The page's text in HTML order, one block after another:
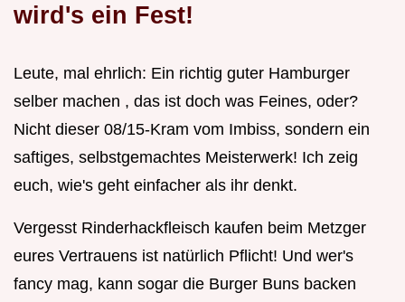
wird's ein Fest!
Leute, mal ehrlich: Ein richtig guter Hamburger
selber machen , das ist doch was Feines, oder?
Nicht dieser 08/15-Kram vom Imbiss, sondern ein
saftiges, selbstgemachtes Meisterwerk! Ich zeig
euch, wie's geht einfacher als ihr denkt.
Vergesst Rinderhackfleisch kaufen beim Metzger
eures Vertrauens ist natürlich Pflicht! Und wer's
fancy mag, kann sogar die Burger Buns backen